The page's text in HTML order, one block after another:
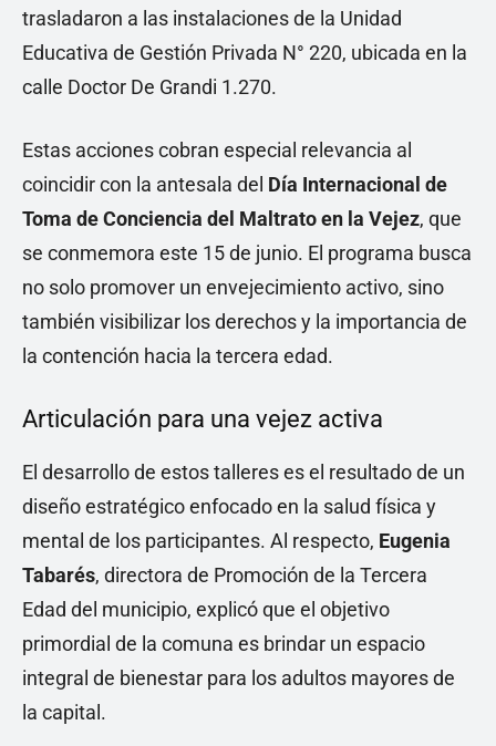
trasladaron a las instalaciones de la Unidad
Educativa de Gestión Privada N° 220, ubicada en la
calle Doctor De Grandi 1.270.
Estas acciones cobran especial relevancia al
coincidir con la antesala del Día Internacional de
Toma de Conciencia del Maltrato en la Vejez, que
se conmemora este 15 de junio. El programa busca
no solo promover un envejecimiento activo, sino
también visibilizar los derechos y la importancia de
la contención hacia la tercera edad.
Articulación para una vejez activa
El desarrollo de estos talleres es el resultado de un
diseño estratégico enfocado en la salud física y
mental de los participantes. Al respecto, Eugenia
Tabarés, directora de Promoción de la Tercera
Edad del municipio, explicó que el objetivo
primordial de la comuna es brindar un espacio
integral de bienestar para los adultos mayores de
la capital.